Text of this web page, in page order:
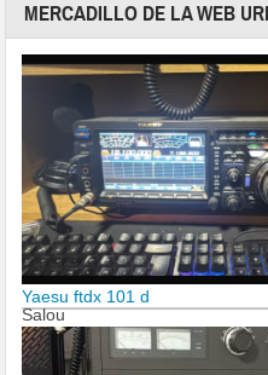
MERCADILLO DE LA WEB
Yaesu ftdx 101 d
Salou